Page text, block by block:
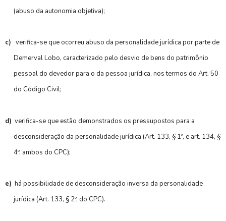
(abuso da autonomia objetiva);
c) verifica-se que ocorreu abuso da personalidade jurídica por parte de
Demerval Lobo, caracterizado pelo desvio de bens do patrimônio
pessoal do devedor para o da pessoa jurídica, nos termos do Art. 50
do Código Civil;
d) verifica-se que estão demonstrados os pressupostos para a
desconsideração da personalidade jurídica (Art. 133, § 1º, e art. 134, §
4º, ambos do CPC);
e) há possibilidade de desconsideração inversa da personalidade
jurídica (Art. 133, § 2º, do CPC).